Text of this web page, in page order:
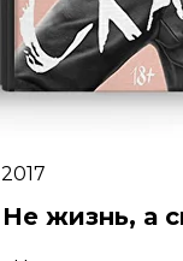
Не жизнь, а
2017